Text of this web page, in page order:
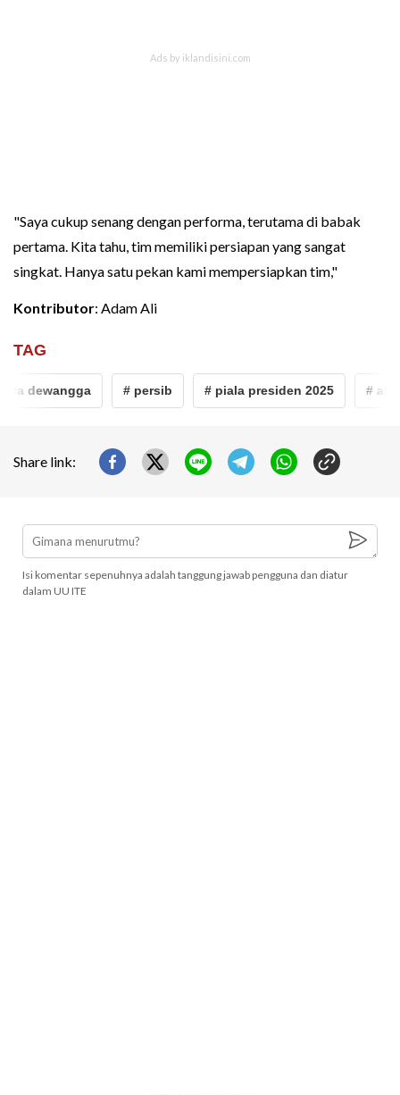
"Saya cukup senang dengan performa, terutama di babak
pertama. Kita tahu, tim memiliki persiapan yang sangat
singkat. Hanya satu pekan kami mempersiapkan tim,"
Kontributor: Adam Ali
TAG
dewangga # persib # piala presiden 2025 #
Share link:
Isi komentar sepenuhnya adalah tanggung jawab pengguna dan diatur
dalam UU ITE